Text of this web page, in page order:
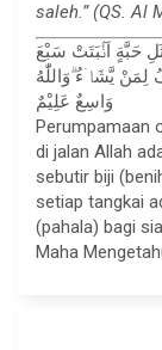
saleh.” (QS. Al
حَبَّةٍ اَنْۢبَتَتْ سَبْعَ
لِمَنْ يَّشَاۤءُ ۗوَاللّٰهُ
وَاسِعٌ عَلِيْمٌ
Perumpamaan
di jalan Allah
sebutir biji
setiap tangkai
(pahala) bagi
Maha